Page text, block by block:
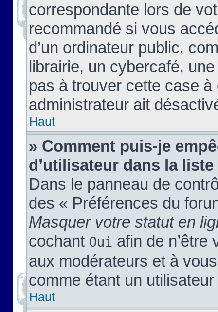
correspondante lors de
recommandé si vous
d’un ordinateur public,
librairie, un cybercafé,
pas à trouver cette case à
administrateur ait
Haut
» Comment puis-je
d’utilisateur dans la
Dans le panneau de
des « Préférences du
Masquer votre statut en
cochant Oui afin de n’être
aux modérateurs et à
comme étant un
Haut